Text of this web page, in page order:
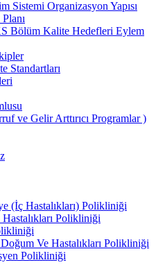
Sistemi Organizasyon Yapısı
Bölüm Kalite Hedefleri Eylem
Standartları
ve Gelir Arttırıcı Programlar )
(İç Hastalıkları) Polikliniği
Polikliniği
Ve Hastalıkları Polikliniği
Polikliniği